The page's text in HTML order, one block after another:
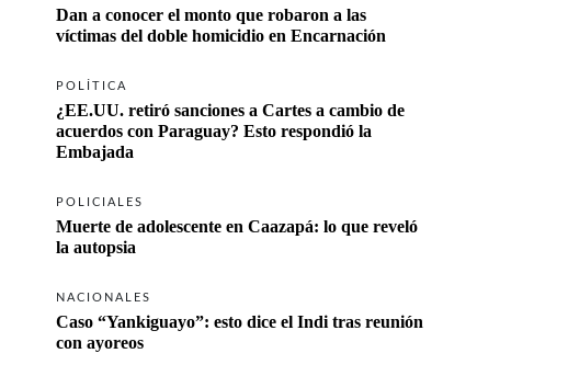
Dan a conocer el monto que robaron a las
víctimas del doble homicidio en Encarnación
POLÍTICA
¿EE.UU. retiró sanciones a Cartes a cambio de
acuerdos con Paraguay? Esto respondió la
Embajada
POLICIALES
Muerte de adolescente en Caazapá: lo que reveló
la autopsia
NACIONALES
Caso “Yankiguayo”: esto dice el Indi tras reunión
con ayoreos